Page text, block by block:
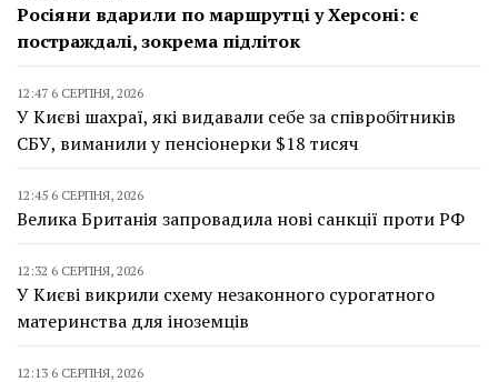
Росіяни вдарили по маршрутці у Херсоні: є
постраждалі, зокрема підліток
12:47 6 СЕРПНЯ, 2026
У Києві шахраї, які видавали себе за співробітників
СБУ, виманили у пенсіонерки $18 тисяч
12:45 6 СЕРПНЯ, 2026
Велика Британія запровадила нові санкції проти РФ
12:32 6 СЕРПНЯ, 2026
У Києві викрили схему незаконного сурогатного
материнства для іноземців
12:13 6 СЕРПНЯ, 2026